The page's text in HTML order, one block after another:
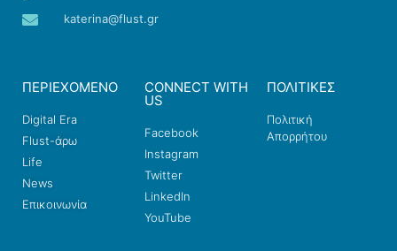
katerina@flust.gr
ΠΕΡΙΕΧΟΜΕΝΟ
Digital Era
Flust-άρω
Life
News
Επικοινωνία
CONNECT WITH
US
Facebook
Instagram
Twitter
LinkedIn
YouTube
ΠΟΛΙΤΙΚΕΣ
Πολιτική
Απορρήτου